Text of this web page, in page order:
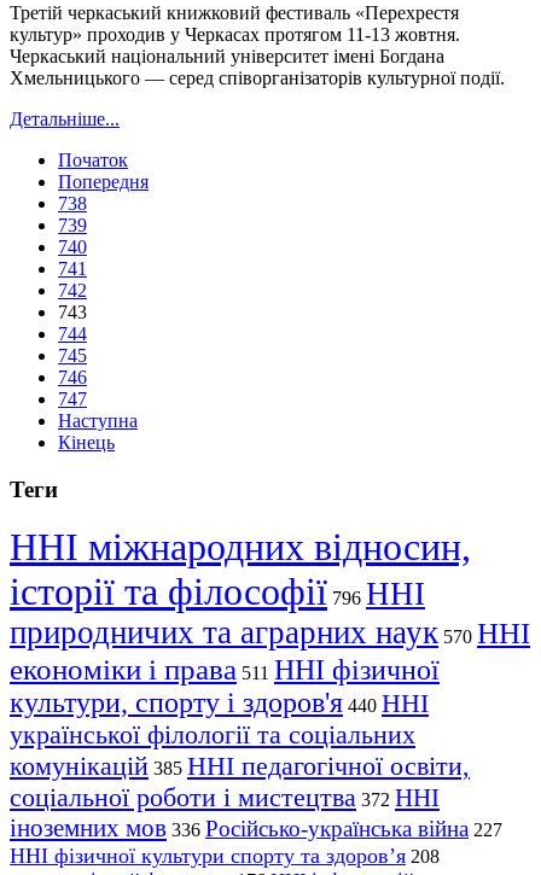
Третій черкаський книжковий фестиваль «Перехрестя
культур» проходив у Черкасах протягом 11-13 жовтня.
Черкаський національний університет імені Богдана
Хмельницького — серед співорганізаторів культурної події.
Детальніше...
Початок
Попередня
738
739
740
741
742
743
744
745
746
747
Наступна
Кінець
Теги
ННІ міжнародних відносин,
історії та філософії 796 ННІ
природничих та аграрних наук 570 ННІ
економіки і права 511 ННІ фізичної
культури, спорту і здоров'я 440 ННІ
української філології та соціальних
комунікацій 385 ННІ педагогічної освіти,
соціальної роботи і мистецтва 372 ННІ
іноземних мов 336 Російсько-українська війна 227
ННІ фізичної культури спорту та здоров’я 208